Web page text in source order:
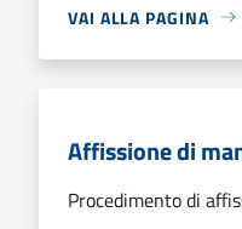
VAI ALLA PAGINA
Affissione di
Procedimento di